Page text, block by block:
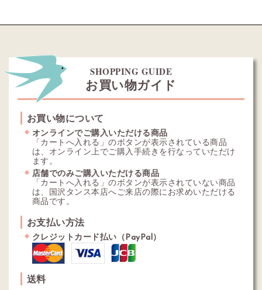
SHOPPING GUIDE
お買い物ガイド
お買い物について
オンラインでご購入いただける商品
「カートへ入れる」のボタンが表示されている商品
は、オンライン上でご購入手続きを行なっていただけ
ます。
店舗でのみご購入いただける商品
「カートへ入れる」のボタンが表示されていない商品
は、国沢タンス本店へご来店の際にお求めいただける
商品です。
お支払い方法
クレジットカード払い（PayPal）
送料